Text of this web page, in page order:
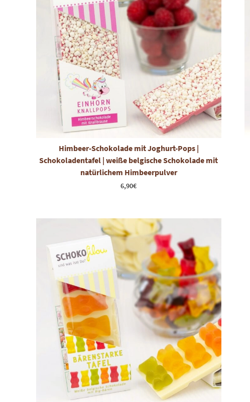
Himbeer-Schokolade mit Joghurt-Pops |
Schokoladentafel | weiße belgische Schokolade mit
natürlichem Himbeerpulver
6,90€